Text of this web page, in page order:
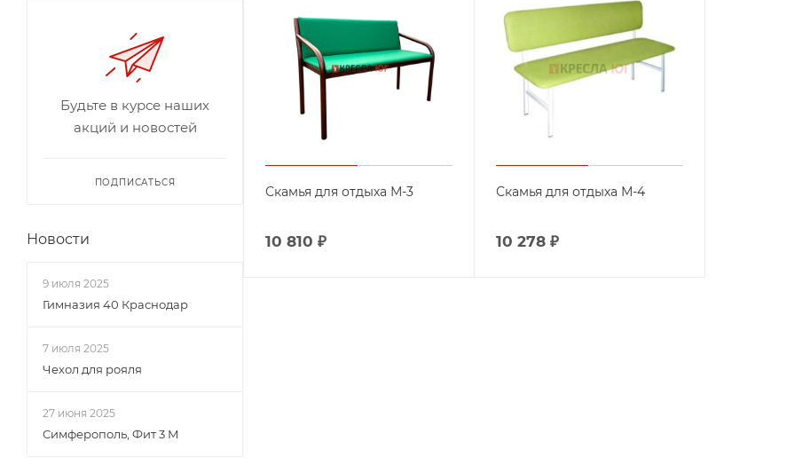
Скамья для отдыха М-3
10 810 ₽
Скамья для отдыха М-4
10 278₽
Будьте в курсе наших
акций и новостей
ПОДПИСАТЬСЯ
Новости
9 июля 2025
Гимназия 40 Краснодар
7 июля 2025
Чехол для рояля
27 июня 2025
Симферополь, Фит 3 М